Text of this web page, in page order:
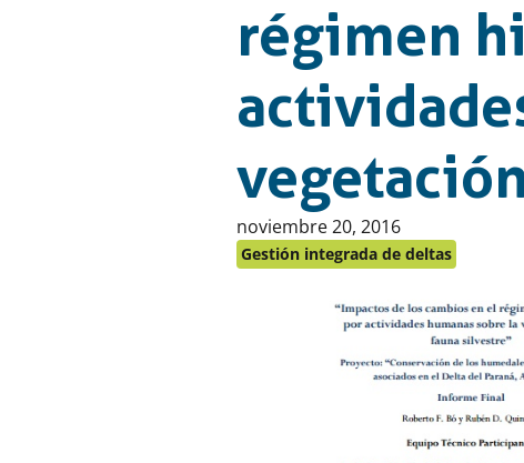
régimen
Publicado
en:
noviembre 20, 2016
Gestión integrada de deltas